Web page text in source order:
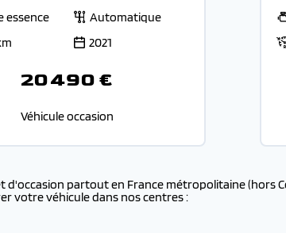
essence
Automatique
2021
20 490 €
Véhicule occasion
d'occasion partout en France métropolitaine (hors
votre véhicule dans nos centres :